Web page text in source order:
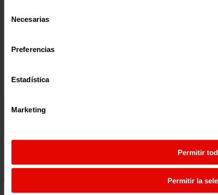
Necesarias
Preferencias
Estadística
Marketing
Permitir
Permitir la